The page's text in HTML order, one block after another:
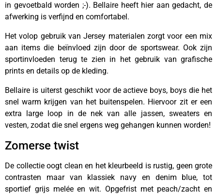
in gevoetbald worden ;-). Bellaire heeft hier aan gedacht, de
afwerking is verfijnd en comfortabel.
Het volop gebruik van Jersey materialen zorgt voor een mix
aan items die beïnvloed zijn door de sportswear. Ook zijn
sportinvloeden terug te zien in het gebruik van grafische
prints en details op de kleding.
Bellaire is uiterst geschikt voor de actieve boys, boys die het
snel warm krijgen van het buitenspelen. Hiervoor zit er een
extra large loop in de nek van alle jassen, sweaters en
vesten, zodat die snel ergens weg gehangen kunnen worden!
Zomerse twist
De collectie oogt clean en het kleurbeeld is rustig, geen grote
contrasten maar van klassiek navy en denim blue, tot
sportief grijs melée en wit. Opgefrist met peach/zacht en